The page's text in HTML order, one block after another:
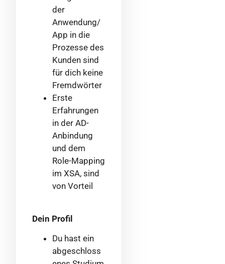
der
Anwendung/
App in die
Prozesse des
Kunden sind
für dich keine
Fremdwörter
Erste
Erfahrungen
in der AD-
Anbindung
und dem
Role-Mapping
im XSA, sind
von Vorteil
Dein Profil
Du hast ein
abgeschloss